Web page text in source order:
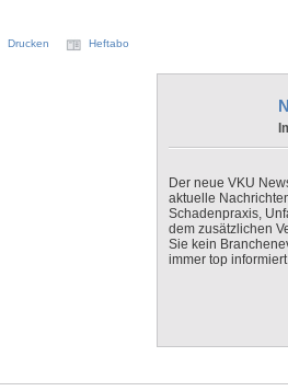
Drucken Heftabo
Der neue VKU
aktuelle
Schadenpraxis,
dem zusätzlichen
Sie kein
immer top